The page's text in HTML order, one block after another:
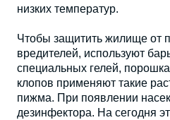
низких температур.
Чтобы защитить жилище от
вредителей, используют
специальных гелей,
клопов применяют такие
пижма. При появлении
дезинфектора. На сегодня